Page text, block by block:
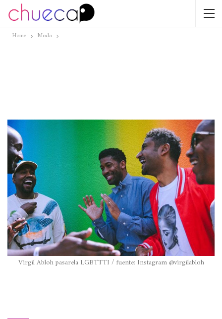
Home Moda
Virgil Abloh pasarela LGBTTTI / fuente: Instagram @virgilabloh